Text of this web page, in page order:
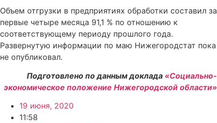
Объем отгрузки в предприятиях обработки составил за
первые четыре месяца 91,1 % по отношению к
соответствующему периоду прошлого года.
Развернутую информации по маю Нижегородстат пока
не опубликовал.
Подготовлено по данным доклада «Социально-
экономическое положение Нижегородской области»
19 июня, 2020
11:58